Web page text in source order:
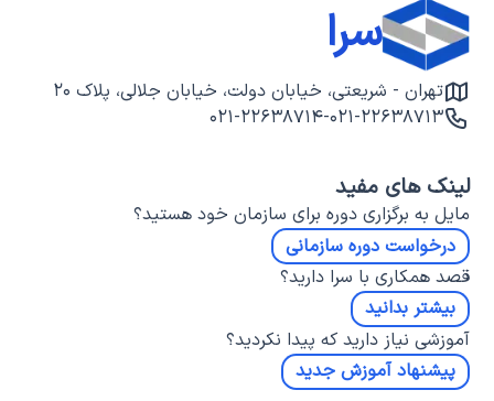
سرا
تهران - شریعتی، خیابان دولت، خیابان جلالی، پلاک ۲۰
۰۲۱-۲۲۶۳۸۷۱۳-۰۲۱-۲۲۶۳۸۷۱۴
لینک های مفید
مایل به برگزاری دوره برای سازمان خود هستید؟
درخواست دوره سازمانی
قصد همکاری با سرا دارید؟
بیشتر بدانید
آموزشی نیاز دارید که پیدا نکردید؟
پیشنهاد آموزش جدید